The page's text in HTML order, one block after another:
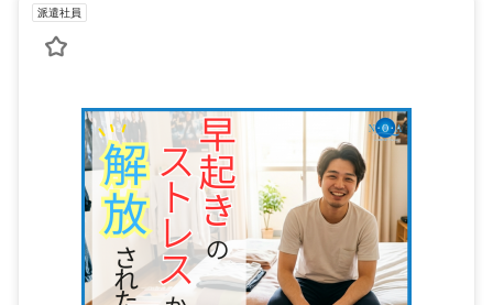
派遣社員